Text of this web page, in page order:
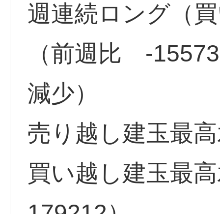
週連続ロング（
（前週比 -
減少）
売り越し建玉最
買い越し建玉最